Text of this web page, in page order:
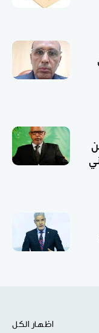
اظهار الكل